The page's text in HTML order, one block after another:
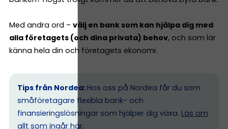
Med andra ord – välj en bank som kan hjälpa dig med
alla företagets (och dina privata) behov, och som lär
känna hela din och företagets ekonomi.
Tips från Nordea: Hos oss på Nordea får du som
småföretagare flexibla bank- och
finansieringslösningar som hjälper dig växa. Läs om
allt som ingår här.